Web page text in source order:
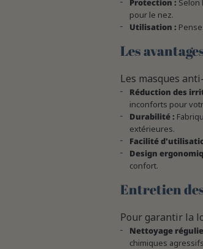
Protection : Selon
pour le nez.
Utilisation :
Les
Les masques
Réduction des
inconforts pour
Durabilité :
extérieures.
Facilité
Design
confort.
Entretien
Pour garantir la
Nettoyage
chimiques